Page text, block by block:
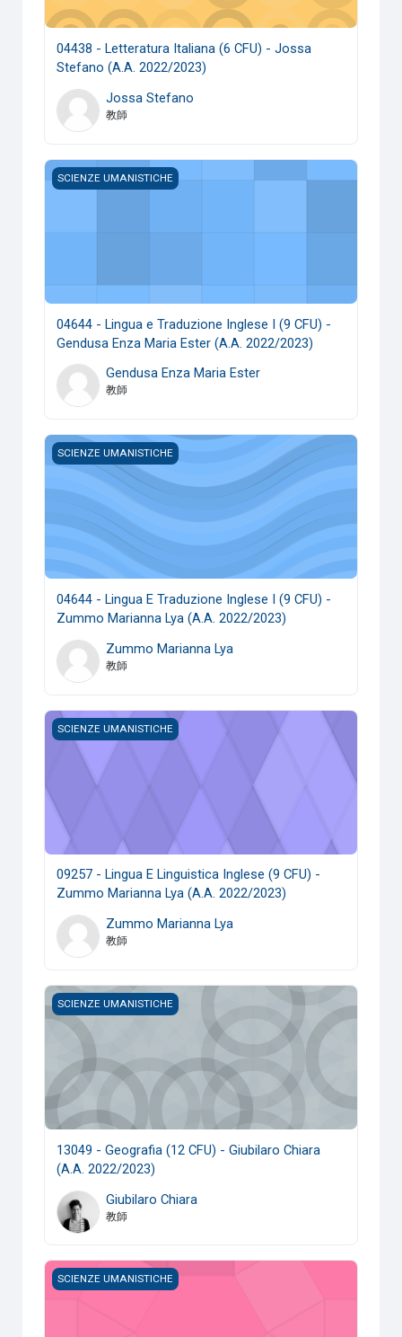
04438 - Letteratura Italiana (6 CFU) - Jossa
Stefano (A.A. 2022/2023)
Jossa Stefano
教師
04644 - Lingua e Traduzione Inglese I (9 CFU) - Gendusa
SCIENZE UMANISTICHE
04644 - Lingua e Traduzione Inglese I (9 CFU) -
Gendusa Enza Maria Ester (A.A. 2022/2023)
Gendusa Enza Maria Ester
教師
04644 - Lingua E Traduzione Inglese I (9 CFU) - Zummo
SCIENZE UMANISTICHE
04644 - Lingua E Traduzione Inglese I (9 CFU) -
Zummo Marianna Lya (A.A. 2022/2023)
Zummo Marianna Lya
教師
09257 - Lingua E Linguistica Inglese (9 CFU) - Zummo
SCIENZE UMANISTICHE
09257 - Lingua E Linguistica Inglese (9 CFU) -
Zummo Marianna Lya (A.A. 2022/2023)
Zummo Marianna Lya
教師
13049 - Geografia (12 CFU) - Giubilaro Chiara (A.A. 2022/
SCIENZE UMANISTICHE
13049 - Geografia (12 CFU) - Giubilaro Chiara
(A.A. 2022/2023)
Giubilaro Chiara
教師
13150 - Lingua E Traduzione Inglese Ii (9 CFU) - Cacioppo
SCIENZE UMANISTICHE